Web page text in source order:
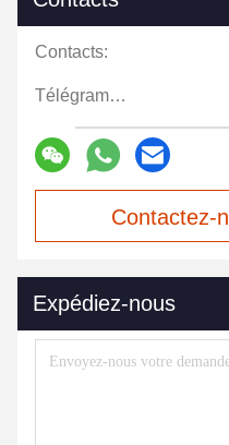
Contacts:
Télégramme:
Contactez-
Expédiez-nous